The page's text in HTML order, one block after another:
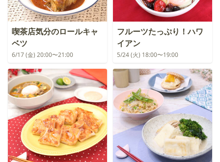
喫茶店気分のロールキャ
ベツ
6/17 (金) 20:00〜21:00
フルーツたっぷり！ハワ
イアン
5/24 (火) 18:00〜19:00